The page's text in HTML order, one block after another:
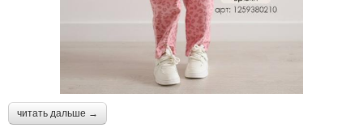
читать дальше →